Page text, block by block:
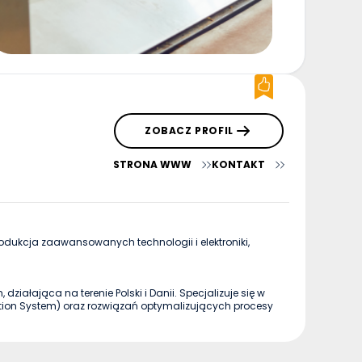
ZOBACZ PROFIL
STRONA WWW KONTAKT
zaawansowanych technologii i elektroniki,
na terenie Polski i Danii. Specjalizuje się w
System) oraz rozwiązań optymalizujących procesy